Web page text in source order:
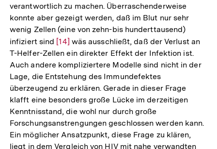
verantwortlich zu machen. Überraschenderweise
konnte aber gezeigt werden, daß im Blut nur sehr
wenig Zellen (eine von zehn-bis hunderttausend)
infiziert sind Zur
Auflösung
der
Fußnote
[14] wäs ausschließt, daß der Verlust an
T-Helfer-Zellen ein direkter Effekt der Infektion ist.
Auch andere kompliziertere Modelle sind nicht in der
Lage, die Entstehung des Immundefektes
überzeugend zu erklären. Gerade in dieser Frage
klafft eine besonders große Lücke im derzeitigen
Kenntnisstand, die wohl nur durch große
Forschungsanstrengungen geschlossen werden kann.
Ein möglicher Ansatzpunkt, diese Frage zu klären,
liegt in dem Vergleich von HIV mit nahe verwandten